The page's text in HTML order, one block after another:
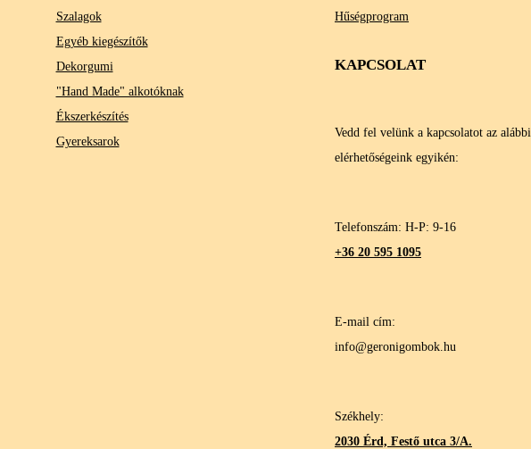
Szalagok
Egyéb kiegészítők
Dekorgumi
"Hand Made" alkotóknak
Ékszerkészítés
Gyereksarok
Hűségprogram
KAPCSOLAT
Vedd fel velünk a kapcsolatot az alábbi
elérhetőségeink egyikén:
Telefonszám: H-P: 9-16
+36 20 595 1095
E-mail cím:
info@geronigombok.hu
Székhely:
2030 Érd, Festő utca 3/A.